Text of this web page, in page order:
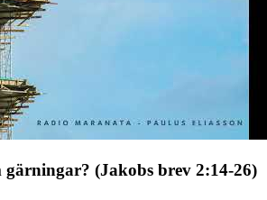
(Jakobs brev 2:14-26)